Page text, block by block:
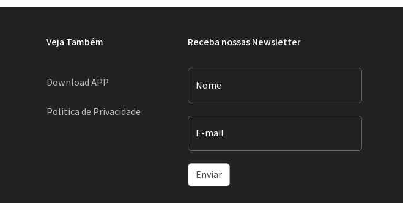
Veja Também
Download APP
Politica de Privacidade
Receba nossas Newsletter
Nome
E-mail
Enviar